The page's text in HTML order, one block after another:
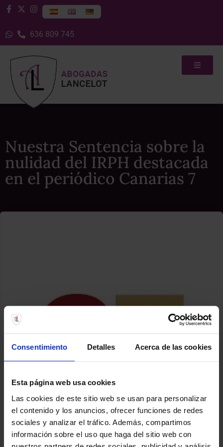
Consentimiento Detalles Acerca de las cookies
Esta página web usa cookies
Las cookies de este sitio web se usan para personalizar
el contenido y los anuncios, ofrecer funciones de redes
sociales y analizar el tráfico. Además, compartimos
información sobre el uso que haga del sitio web con
636 809 745
Nuestra Sentencia sobre la
nulidad del IRPH destacada
en el periódico Canarias 7